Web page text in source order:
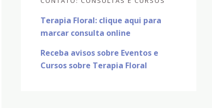
Terapia Floral: clique aqui para
marcar consulta online
Receba avisos sobre Eventos e
Cursos sobre Terapia Floral